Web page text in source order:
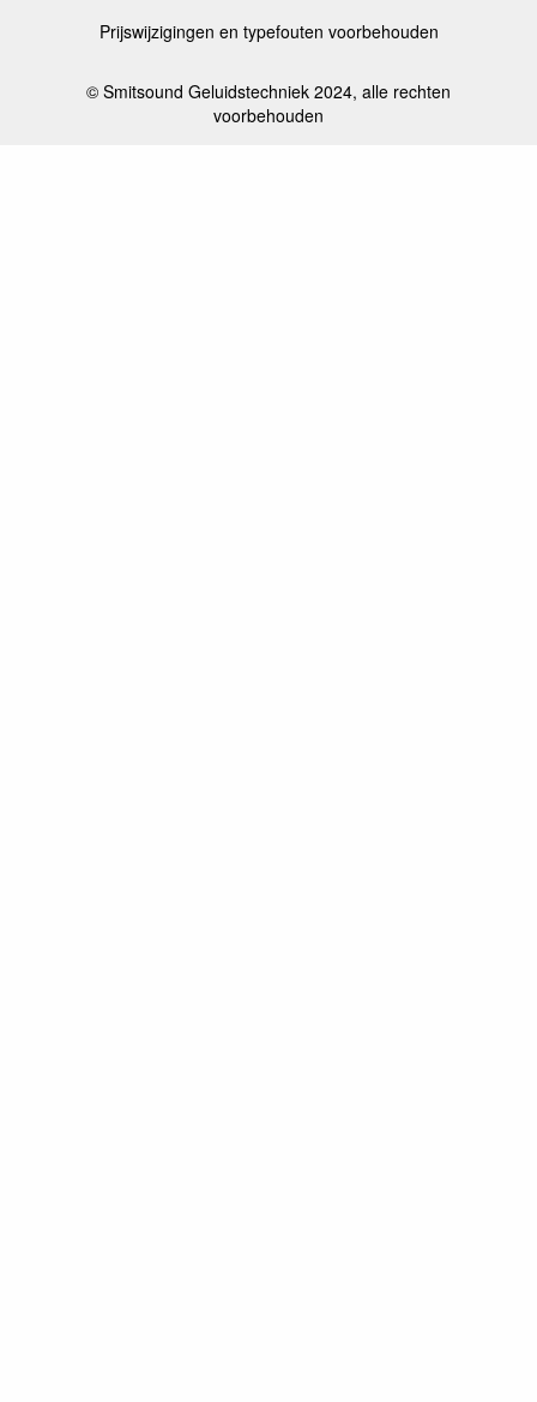
Prijswijzigingen en typefouten voorbehouden
© Smitsound Geluidstechniek 2024, alle rechten
voorbehouden